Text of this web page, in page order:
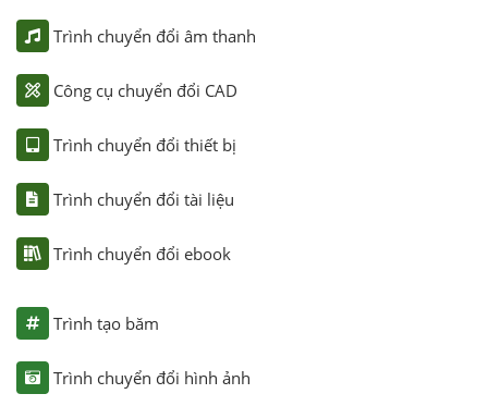
Trình chuyển đổi âm thanh
Công cụ chuyển đổi CAD
Trình chuyển đổi thiết bị
Trình chuyển đổi tài liệu
Trình chuyển đổi ebook
Trình tạo băm
Trình chuyển đổi hình ảnh